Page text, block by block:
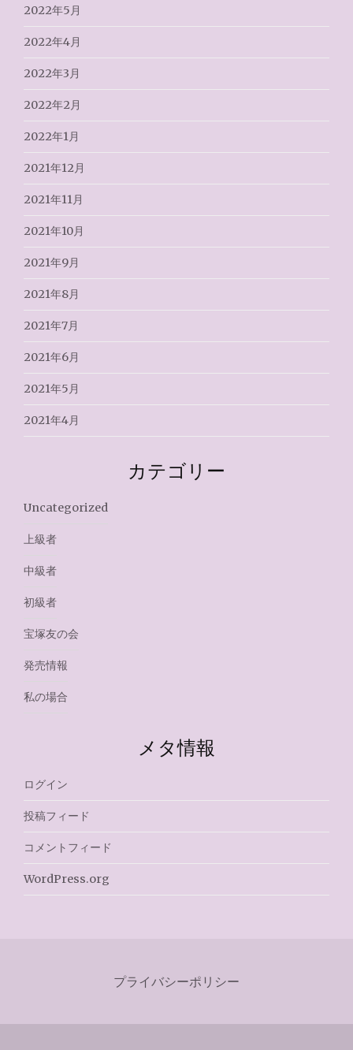
2022年5月
2022年4月
2022年3月
2022年2月
2022年1月
2021年12月
2021年11月
2021年10月
2021年9月
2021年8月
2021年7月
2021年6月
2021年5月
2021年4月
カテゴリー
Uncategorized
上級者
中級者
初級者
宝塚友の会
発売情報
私の場合
メタ情報
ログイン
投稿フィード
コメントフィード
WordPress.org
プライバシーポリシー